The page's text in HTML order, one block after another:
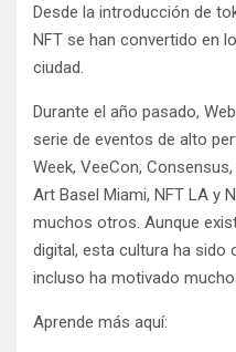
Desde la introducción de
NFT se han convertido en
ciudad.
Durante el año pasado,
serie de eventos de alto
Week, VeeCon, Consensus,
Art Basel Miami, NFT LA y
muchos otros. Aunque
digital, esta cultura ha sido
incluso ha motivado
Aprende más aquí: